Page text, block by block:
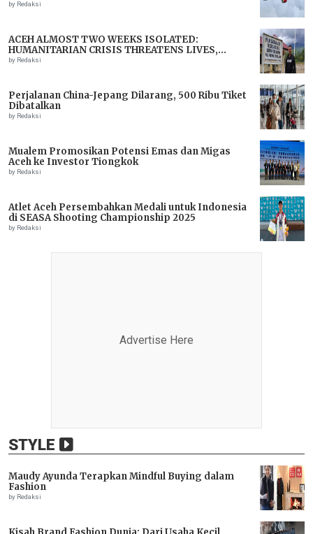
by Redaksi
ACEH ALMOST TWO WEEKS ISOLATED:
HUMANITARIAN CRISIS THREATENS LIVES,
IMMEDIATE ASSISTANCE URGENTLY NEEDED
by Redaksi
Perjalanan China-Jepang Dilarang, 500 Ribu Tiket
Dibatalkan
by Redaksi
Mualem Promosikan Potensi Emas dan Migas
Aceh ke Investor Tiongkok
by Redaksi
Atlet Aceh Persembahkan Medali untuk Indonesia
di SEASA Shooting Championship 2025
by Redaksi
Advertise Here
STYLE
Maudy Ayunda Terapkan Mindful Buying dalam
Fashion
by Redaksi